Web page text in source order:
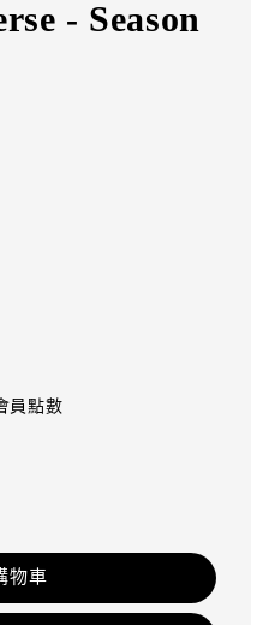
- Season
員點數
物車